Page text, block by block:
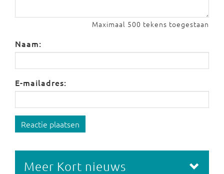
Maximaal 500 tekens toegestaan
Naam:
E-mailadres:
Reactie plaatsen
Meer Kort nieuws